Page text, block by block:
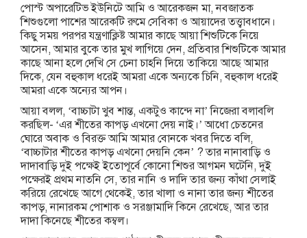
পোস্ট অপারেটিভ ইউনিটে আমি ও আরেকজন মা, নবজাতক
শিশুগুলো পাশের আরেকটি রুমে সেবিকা ও আয়াদের তত্ত্বাবধানে।
কিছু সময় পরপর যন্ত্রণাক্লিষ্ট আমার কাছে আয়া শিশুটিকে নিয়ে
আসেন, আমার বুকে তার মুখ লাগিয়ে দেন, প্রতিবার শিশুটিকে আমার
কাছে আনা হলে দেখি সে চেনা চাহনি দিয়ে তাকিয়ে আছে আমার
দিকে, যেন বহুকাল ধরেই আমরা একে অন্যকে চিনি, বহুকাল ধরেই
আমরা একে অন্যের আপন।
আয়া বলল, ‘বাচ্চাটা খুব শান্ত, একটুও কান্দে না’ নিজেরা বলাবলি
করছিল- ‘এর শীতের কাপড় এখনো দেয় নাই।’ আধো চেতনের
ঘোরে অবাক ও বিরক্ত আমি আমার বোনকে খবর দিতে বলি,
‘বাচ্চাটার শীতের কাপড় এখনো দেয়নি কেন’ ? তার নানাবাড়ি ও
দাদাবাড়ি দুই পক্ষেই ইতোপূর্বে কোনো শিশুর আগমন ঘটেনি, দুই
পক্ষেরই প্রথম নাতনি সে, তার নানি ও দাদি তার জন্য কাঁথা সেলাই
করিয়ে রেখেছে আগে থেকেই, তার খালা ও নানা তার জন্য শীতের
কাপড়, নানারকম পোশাক ও সরঞ্জামাদি কিনে রেখেছে, আর তার
দাদা কিনেছে শীতের কম্বল।